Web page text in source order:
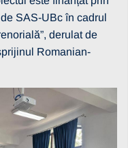
SAS-UBc în cadrul
derulat de
Romanian-